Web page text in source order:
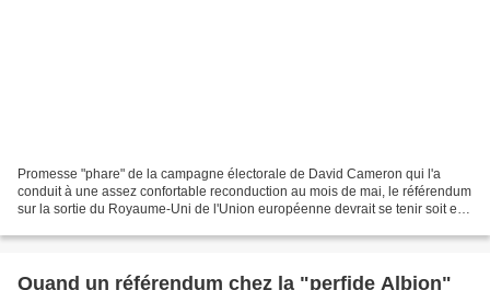
Promesse "phare" de la campagne électorale de David Cameron qui l'a
conduit à une assez confortable reconduction au mois de mai, le référendum
sur la sortie du Royaume-Uni de l'Union européenne devrait se tenir soit en
Quand un référendum chez la "perfide Albion"